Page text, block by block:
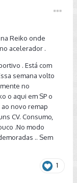
Reiko onde
acelerador .
. Está com
semana volto
no
o aqui em SP o
novo remap
CV. Consumo,
.No modo
.. Sem
1